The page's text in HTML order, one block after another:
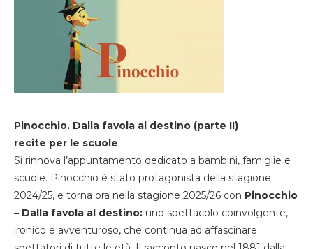
Pinocchio. Dalla favola al destino (parte II)
recite per le scuole
Si rinnova l’appuntamento dedicato a bambini, famiglie e
scuole. Pinocchio è stato protagonista della stagione
2024/25, e torna ora nella stagione 2025/26 con Pinocchio
– Dalla favola al destino: uno spettacolo coinvolgente,
ironico e avventuroso, che continua ad affascinare